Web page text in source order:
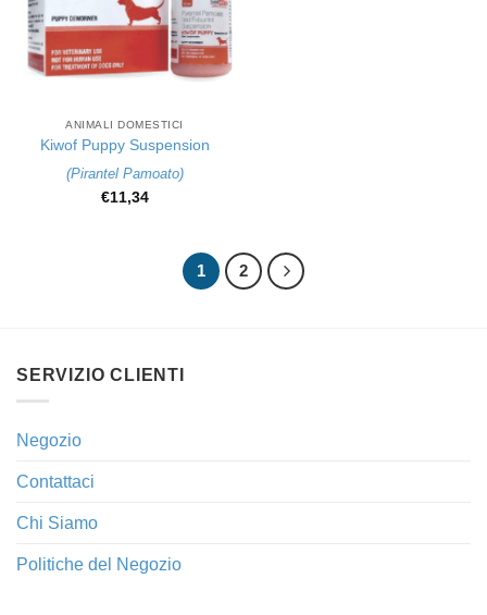
ANIMALI DOMESTICI
Kiwof Puppy Suspension
(Pirantel Pamoato)
€11,34
1 2
SERVIZIO CLIENTI
Negozio
Contattaci
Chi Siamo
Politiche del Negozio